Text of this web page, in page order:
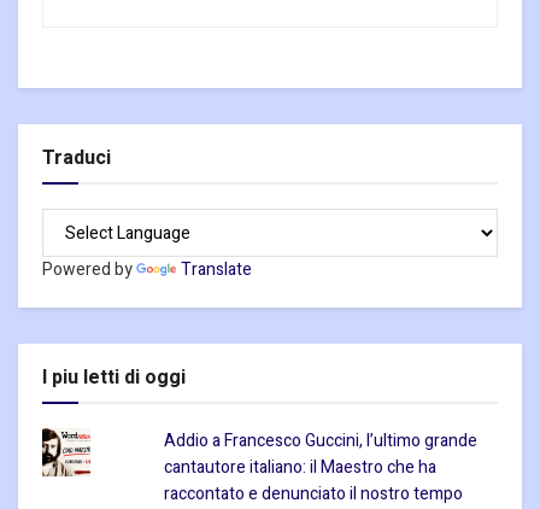
Traduci
Powered by Translate
I piu letti di oggi
Addio a Francesco Guccini, l’ultimo grande
cantautore italiano: il Maestro che ha
raccontato e denunciato il nostro tempo